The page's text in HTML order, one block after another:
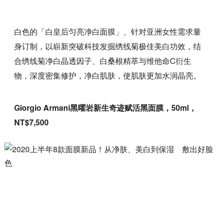
白色的「白皇后匀亮净白面膜」、针对亚洲女性需求量
身订制，以崭新突破科技发掘绣线菊极佳美白功效，结
合绣线菊净白晶透因子、白桑根精萃与维他命C衍生
物，深度密集修护，净白肌肤，使肌肤更加水润晶亮。
Giorgio Armani黑曜岩新生奇迹赋活黑面膜，50ml，
NT$7,500